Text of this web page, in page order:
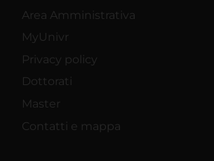
Area Amministrativa
MyUnivr
Privacy policy
Dottorati
Master
Contatti e mappa